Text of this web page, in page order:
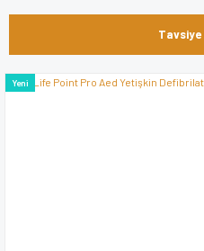
Bu ürüne ilk
konularda yetersiz gördüğünüz
kullanarak tarafımıza
Yeni